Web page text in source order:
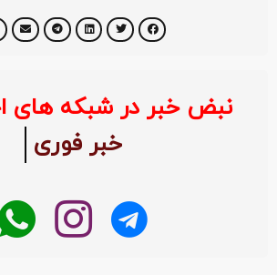
نبض خبر در شبکه های
خبر فوری